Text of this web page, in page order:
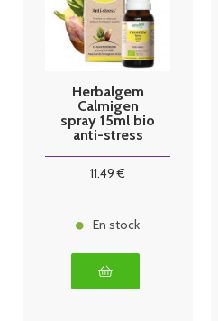
Herbalgem
Calmigen
spray 15ml bio
anti-stress
11.49 €
En stock